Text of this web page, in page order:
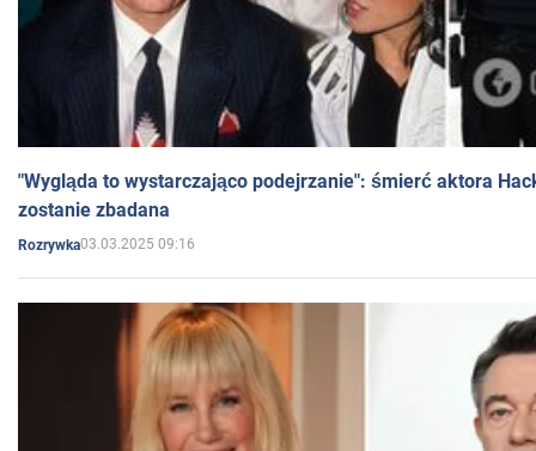
"Wygląda to wystarczająco podejrzanie": śmierć aktora
zostanie zbadana
Rozrywka03.03.2025 09:16